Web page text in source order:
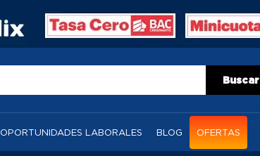
Buscar
OPORTUNIDADES LABORALES BLOG OFERTAS